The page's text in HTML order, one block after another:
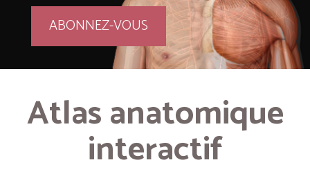
ABONNEZ-VOUS
Atlas anatomique
interactif